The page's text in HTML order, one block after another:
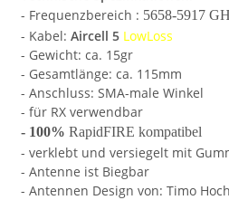
- Frequenzbereich : 5658-5917
- Kabel: Aircell 5 LowLoss
- Gewicht: ca. 15gr
- Gesamtlänge: ca. 115mm
- Anschluss: SMA-male Winkel
- für RX verwendbar
- 100% RapidFIRE kompatibel
- verklebt und versiegelt mit
- Antenne ist Biegbar
- Antennen Design von: Timo